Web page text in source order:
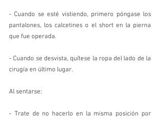
- Cuando se esté vistiendo, primero póngase los
pantalones, los calcetines o el short en la pierna
que fue operada.
- Cuando se desvista, quítese la ropa del lado de la
cirugía en último lugar.
Al sentarse:
- Trate de no hacerlo en la misma posición por